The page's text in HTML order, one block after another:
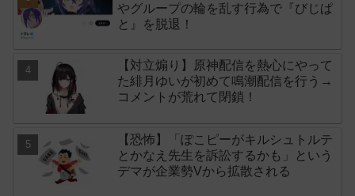
やグループの輪を乱す行為で『びじぱ
と』を脱退！
【対立煽り】原神配信を熱心にやって
た緋月ゆいが初めて鳴潮配信を行う→
コメントが荒れて閉鎖！
【恐怖】「ぽこピーがキルシュトルテ
とかなえ先生を訴訟するかも」という
デマが企業勢Vから拡散される